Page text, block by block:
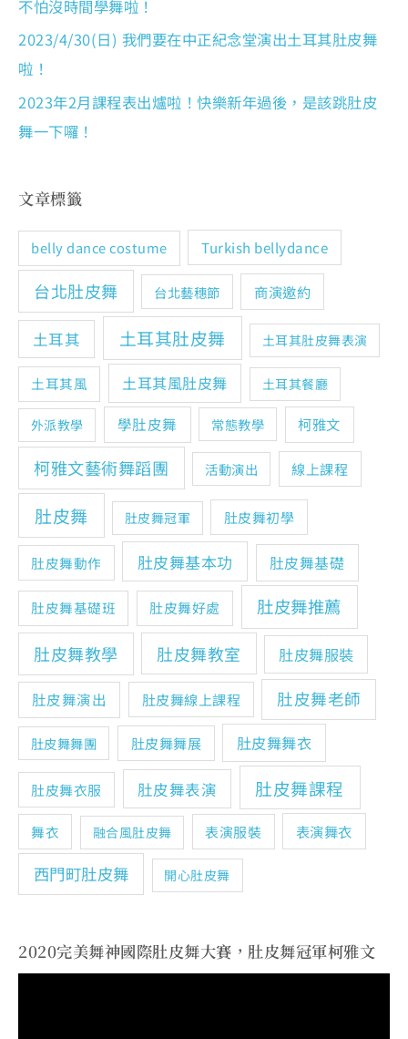
不怕沒時間學舞啦！
2023/4/30(日) 我們要在中正紀念堂演出土耳其肚皮舞
啦！
2023年2月課程表出爐啦！快樂新年過後，是該跳肚皮
舞一下囉！
文章標籤
belly dance costume Turkish bellydance
台北肚皮舞 台北藝穗節 商演邀約
土耳其 土耳其肚皮舞 土耳其肚皮舞表演
土耳其風 土耳其風肚皮舞 土耳其餐廳
外派教學 學肚皮舞 常態教學 柯雅文
柯雅文藝術舞蹈團 活動演出 線上課程
肚皮舞 肚皮舞冠軍 肚皮舞初學
肚皮舞動作 肚皮舞基本功 肚皮舞基礎
肚皮舞基礎班 肚皮舞好處
肚皮舞推薦
肚皮舞教學
肚皮舞教室 肚皮舞服裝
肚皮舞演出 肚皮舞線上課程 肚皮舞老師
肚皮舞舞團 肚皮舞舞展 肚皮舞舞衣
肚皮舞衣服 肚皮舞表演 肚皮舞課程
舞衣 融合風肚皮舞 表演服裝 表演舞衣
西門町肚皮舞 開心肚皮舞
2020完美舞神國際肚皮舞大賽，肚皮舞冠軍柯雅文